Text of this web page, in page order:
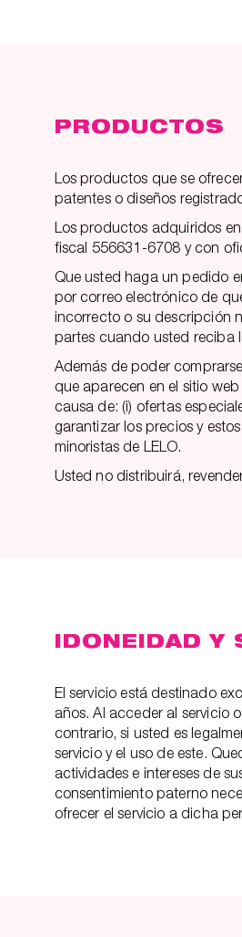
PRODUCTOS
Los productos que se
patentes o diseños
Los productos adquiridos
fiscal 556631-6708 y con
Que usted haga un pedido
por correo electrónico de
incorrecto o su descripción
partes cuando usted reciba
Además de poder
que aparecen en el sitio
causa de: (i) ofertas
garantizar los precios y
minoristas de LELO.
Usted no distribuirá,
IDONEIDAD Y
El servicio está destinado
años. Al acceder al servicio
contrario, si usted es
servicio y el uso de este.
actividades e intereses de
consentimiento paterno
ofrecer el servicio a dicha